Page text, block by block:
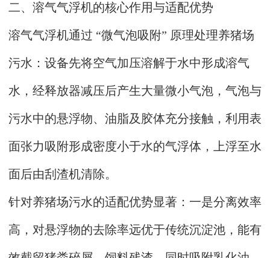
二、溶气气浮机的核心作用与适配优势
溶气气浮机通过 “微气泡吸附” 原理处理养猪场
污水：设备先将空气加压溶解于水中形成溶气
水，经释放器减压后产生大量微小气泡，气泡与
污水中的悬浮物、油脂及胶体充分接触，利用表
面张力吸附形成密度小于水的气浮体，上浮至水
面后由刮渣机清除。
针对养猪场污水的适配优势显著：一是分离效率
高，对悬浮物的去除率远优于传统沉淀池，能有